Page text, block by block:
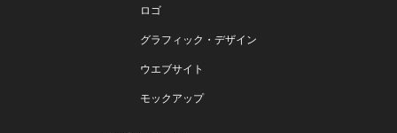
ロゴ
グラフィック・デザイン
ウエブサイト
モックアップ